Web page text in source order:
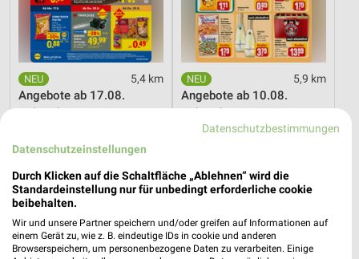
5,4 km
Angebote ab 17.08.
Gültig ab Mo. 17.08.
5,9 km
Angebote ab 10.08.
Gültig ab Mo. 10.08.
Kaufland
Datenschutzbestimmungen
Datenschutzeinstellungen
Durch Klicken auf die Schaltfläche „Ablehnen“ wird die
Standardeinstellung nur für unbedingt erforderliche cookie
beibehalten.
Wir und unsere Partner speichern und/oder greifen auf Informationen auf
einem Gerät zu, wie z. B. eindeutige IDs in cookie und anderen
Browserspeichern, um personenbezogene Daten zu verarbeiten. Einige